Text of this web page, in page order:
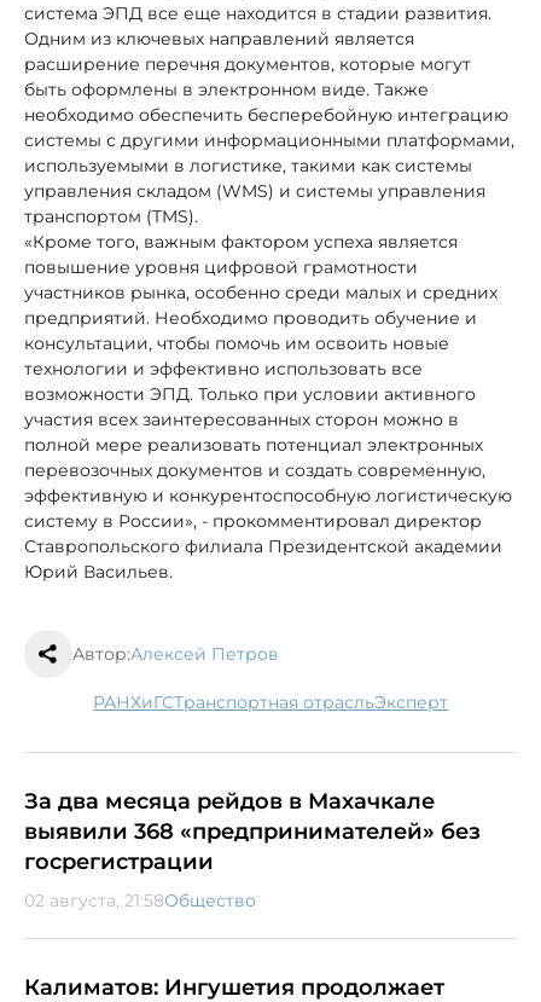
система ЭПД все еще находится в стадии развития.
Одним из ключевых направлений является
расширение перечня документов, которые могут
быть оформлены в электронном виде. Также
необходимо обеспечить бесперебойную интеграцию
системы с другими информационными платформами,
используемыми в логистике, такими как системы
управления складом (WMS) и системы управления
транспортом (TMS).
«Кроме того, важным фактором успеха является
повышение уровня цифровой грамотности
участников рынка, особенно среди малых и средних
предприятий. Необходимо проводить обучение и
консультации, чтобы помочь им освоить новые
технологии и эффективно использовать все
возможности ЭПД. Только при условии активного
участия всех заинтересованных сторон можно в
полной мере реализовать потенциал электронных
перевозочных документов и создать современную,
эффективную и конкурентоспособную логистическую
систему в России», - прокомментировал директор
Ставропольского филиала Президентской академии
Юрий Васильев.
Автор:Алексей Петров
РАНХиГС транспортная отрасль эксперт
За два месяца рейдов в Махачкале
выявили 368 «предпринимателей» без
госрегистрации
02 августа, 21:58Общество
Калиматов: Ингушетия продолжает